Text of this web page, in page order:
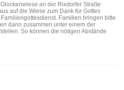
an der Rixdorfer Straße
auf die Wiese zum Dank für Gottes
Familien bringen bitte
dann zusammen unter einem der
So können die nötigen Abstände